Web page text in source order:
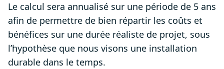
Le calcul sera annualisé sur une période de 5 ans
afin de permettre de bien répartir les coûts et
bénéfices sur une durée réaliste de projet, sous
l’hypothèse que nous visons une installation
durable dans le temps.